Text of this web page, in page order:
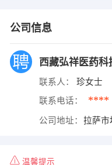
公司信息
西藏弘祥医药科
联系人： 珍女士
联系电话： ****
公司地址： 拉萨市
温馨提示